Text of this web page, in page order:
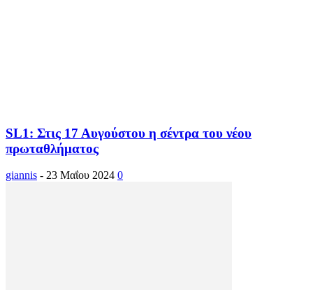
SL1: Στις 17 Αυγούστου η σέντρα του νέου
πρωταθλήματος
giannis - 23 Μαΐου 2024 0